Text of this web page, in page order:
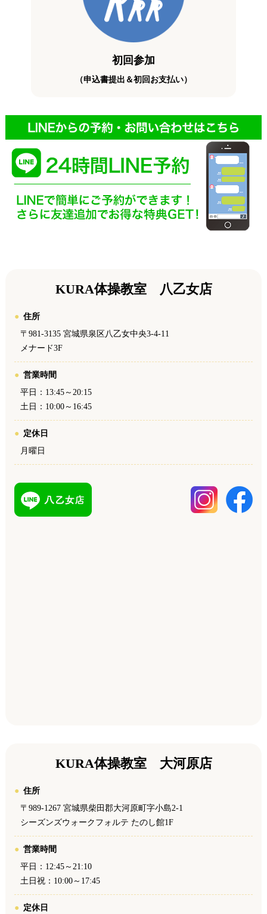
初回参加
（申込書提出＆初回お支払い）
KURA体操教室 八乙女店
住所
〒981-3135 宮城県泉区八乙女中央3-4-11
メナード3F
営業時間
平日：13:45～20:15
土日：10:00～16:45
定休日
月曜日
KURA体操教室 大河原店
住所
〒989-1267 宮城県柴田郡大河原町字小島2-1
シーズンズウォークフォルテ たのし館1F
営業時間
平日：12:45～21:10
土日祝：10:00～17:45
定休日